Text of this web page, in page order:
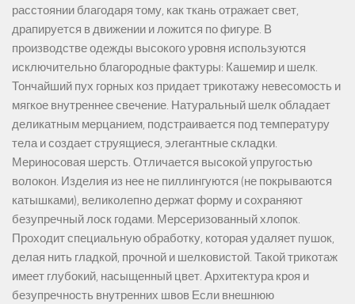
расстоянии благодаря тому, как ткань отражает свет,
драпируется в движении и ложится по фигуре. В
производстве одежды высокого уровня используются
исключительно благородные фактуры: Кашемир и шелк.
Тончайший пух горных коз придает трикотажу невесомость и
мягкое внутреннее свечение. Натуральный шелк обладает
деликатным мерцанием, подстраивается под температуру
тела и создает струящиеся, элегантные складки.
Мериносовая шерсть. Отличается высокой упругостью
волокон. Изделия из нее не пиллингуются (не покрываются
катышками), великолепно держат форму и сохраняют
безупречный лоск годами. Мерсеризованный хлопок.
Проходит специальную обработку, которая удаляет пушок,
делая нить гладкой, прочной и шелковистой. Такой трикотаж
имеет глубокий, насыщенный цвет. Архитектура кроя и
безупречность внутренних швов Если внешнюю